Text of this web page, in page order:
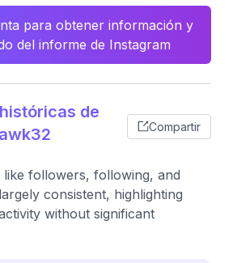
para obtener información y
del informe de Instagram
de
Compartir
like followers, following, and
consistent, highlighting
without significant